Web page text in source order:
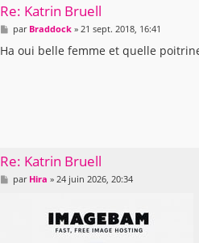
Re: Katrin Bruell
M
e
s
s
par Braddock» 21 sept. 2018, 16:41
Ha oui belle femme et quelle
Re: Katrin Bruell
M
e
par Hira » 24 juin 2026, 20:34